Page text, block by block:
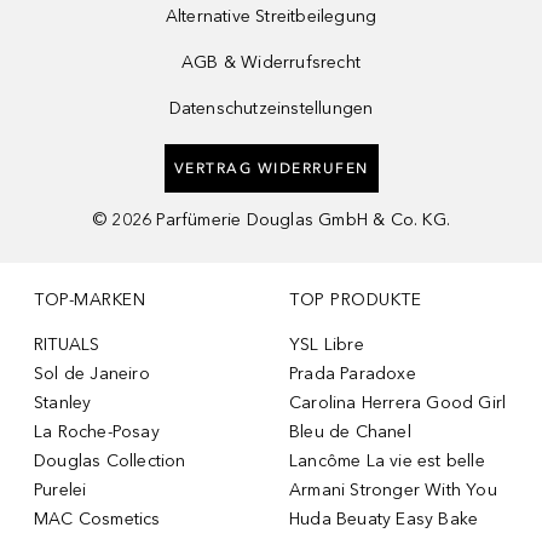
Alternative Streitbeilegung
AGB & Widerrufsrecht
Datenschutzeinstellungen
VERTRAG WIDERRUFEN
© 2026 Parfümerie Douglas GmbH & Co. KG.
TOP-MARKEN
RITUALS
Sol de Janeiro
Stanley
La Roche-Posay
Douglas Collection
Purelei
MAC Cosmetics
TOP PRODUKTE
YSL Libre
Prada Paradoxe
Carolina Herrera Good Girl
Bleu de Chanel
Lancôme La vie est belle
Armani Stronger With You
Huda Beuaty Easy Bake